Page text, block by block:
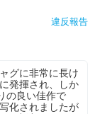
違反報告
グに非常に長け
発揮され、しか
の良い佳作で
化されましたが